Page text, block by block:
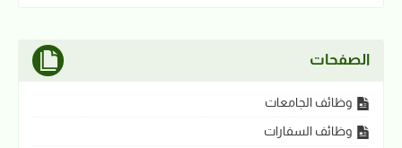
الصفحات
وظائف الجامعات
وظائف السفارات